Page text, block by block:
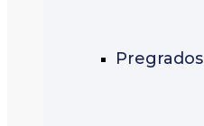
Pregrados